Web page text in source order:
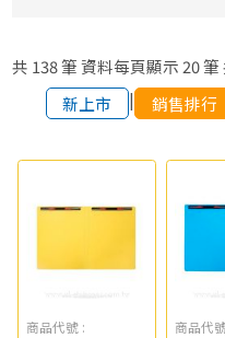
共 138筆 資料每頁顯示 20筆
新上市
| 銷售排行
商品代號 :
商品代